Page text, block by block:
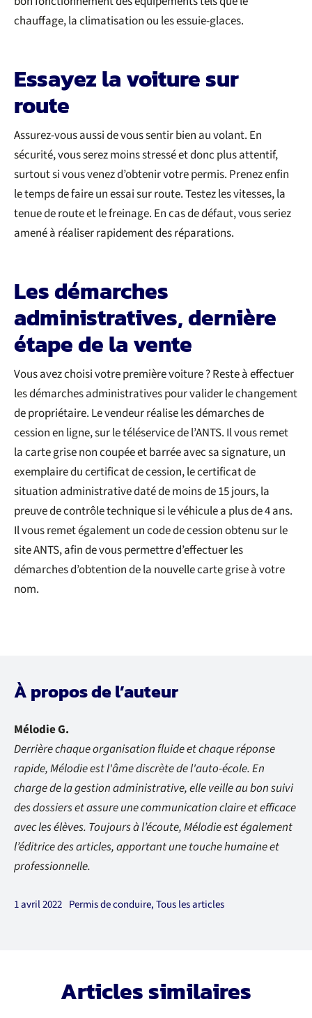
chauffage, la climatisation ou les essuie-glaces.
Essayez la voiture sur
route
Assurez-vous aussi de vous sentir bien au volant. En
sécurité, vous serez moins stressé et donc plus attentif,
surtout si vous venez d’obtenir votre permis. Prenez enfin
le temps de faire un essai sur route. Testez les vitesses, la
tenue de route et le freinage. En cas de défaut, vous seriez
amené à réaliser rapidement des réparations.
Les démarches
administratives, dernière
étape de la vente
Vous avez choisi votre première voiture ? Reste à effectuer
les démarches administratives pour valider le changement
de propriétaire. Le vendeur réalise les démarches de
cession en ligne, sur le téléservice de l’ANTS. Il vous remet
la carte grise non coupée et barrée avec sa signature, un
exemplaire du certificat de cession, le certificat de
situation administrative daté de moins de 15 jours, la
preuve de contrôle technique si le véhicule a plus de 4 ans.
Il vous remet également un code de cession obtenu sur le
site ANTS, afin de vous permettre d’effectuer les
démarches d’obtention de la nouvelle carte grise à votre
nom.
À propos de l’auteur
Mélodie G.
Derrière chaque organisation fluide et chaque réponse
rapide, Mélodie est l'âme discrète de l'auto-école. En
charge de la gestion administrative, elle veille au bon suivi
des dossiers et assure une communication claire et efficace
avec les élèves. Toujours à l’écoute, Mélodie est également
l’éditrice des articles, apportant une touche humaine et
professionnelle.
1 avril 2022 Permis de conduire,Tous les articles
Articles similaires